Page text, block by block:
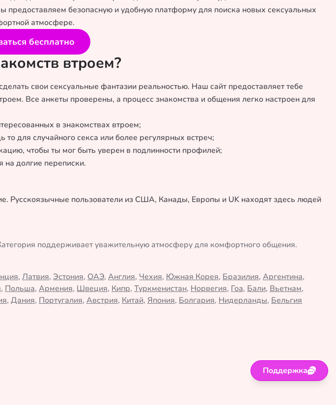
безопасную и удобную платформу для поиска новых сексуальных
атмосфере.
бесплатно
втроем?
свои сексуальные фантазии реальностью. Наш сайт предоставляет тебе
Все анкеты проверены, а процесс знакомства и общения легко настроен для
в знакомствах втроем;
для случайного секса или более регулярных встреч;
чтобы ты мог быть уверен в подлинности профилей;
долгие переписки.
Русскоязычные пользователи из США, Канады, Европы и UK находят здесь людей
поддерживает уважительную атмосферу для комфортного общения.
, Латвия, Эстония, ОАЭ, Англия, Чехия, Южная Корея, Бразилия, Аргентина,
, Польша, Армения, Швеция, Кипр, Туркменистан, Норвегия, Гоа, Бали, Вьетнам,
, Дания, Португалия, Австрия, Китай, Япония, Болгария, Нидерланды, Бельгия
Поддержка